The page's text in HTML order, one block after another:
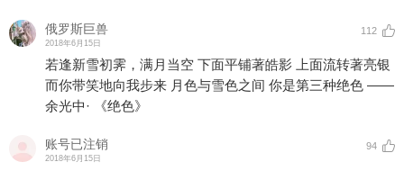
俄罗斯巨兽
2018年6月15日
112
若逢新雪初霁，满月当空 下面平铺著皓影 上面流转著亮银
而你带笑地向我步来 月色与雪色之间 你是第三种绝色 ——
余光中· 《绝色》
账号已注销
2018年6月15日
94